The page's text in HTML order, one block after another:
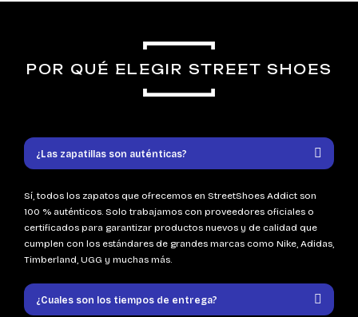
POR QUÉ ELEGIR STREET SHOES
¿Las zapatillas son auténticas?
Sí, todos los zapatos que ofrecemos en StreetShoes Addict son
100 % auténticos. Solo trabajamos con proveedores oficiales o
certificados para garantizar productos nuevos y de calidad que
cumplen con los estándares de grandes marcas como Nike, Adidas,
Timberland, UGG y muchas más.
¿Cuales son los tiempos de entrega?